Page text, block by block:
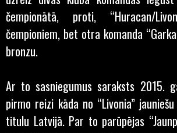
čempionātā, proti, “Huracan/
čempioniem, bet otra komanda
bronzu.
Ar to sasniegumus saraksts 2015.
pirmo reizi kāda no “Livonia”
titulu Latvijā. Par to parūpējas